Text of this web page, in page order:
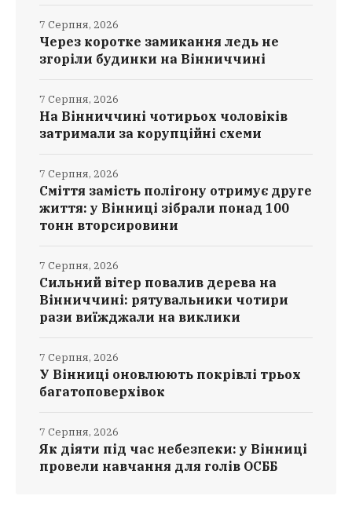
Через коротке замикання ледь не
згоріли будинки на Вінниччині
7 Серпня, 2026
На Вінниччині чотирьох чоловіків
затримали за корупційні схеми
7 Серпня, 2026
Сміття замість полігону отримує друге
життя: у Вінниці зібрали понад 100
тонн вторсировини
7 Серпня, 2026
Сильний вітер повалив дерева на
Вінниччині: рятувальники чотири
рази виїжджали на виклики
7 Серпня, 2026
У Вінниці оновлюють покрівлі трьох
багатоповерхівок
7 Серпня, 2026
Як діяти під час небезпеки: у Вінниці
провели навчання для голів ОСББ
7 Серпня, 2026